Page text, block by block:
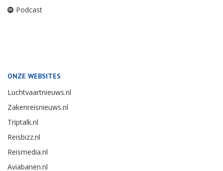
Podcast
ONZE WEBSITES
Luchtvaartnieuws.nl
Zakenreisnieuws.nl
Triptalk.nl
Reisbizz.nl
Reismedia.nl
Aviabanen.nl